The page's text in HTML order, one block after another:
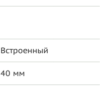
Встроенный
40 мм